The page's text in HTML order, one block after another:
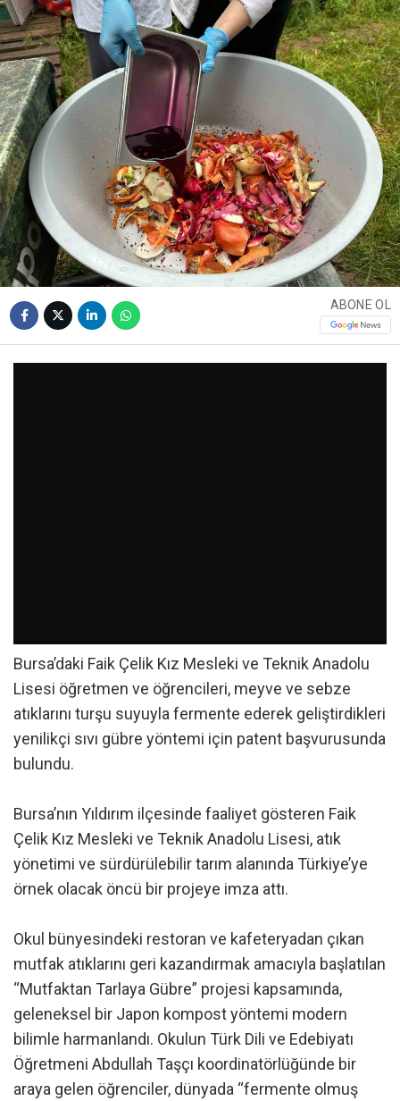
ABONE OL
Bursa’daki Faik Çelik Kız Mesleki ve Teknik Anadolu
Lisesi öğretmen ve öğrencileri, meyve ve sebze
atıklarını turşu suyuyla fermente ederek geliştirdikleri
yenilikçi sıvı gübre yöntemi için patent başvurusunda
bulundu.
Bursa’nın Yıldırım ilçesinde faaliyet gösteren Faik
Çelik Kız Mesleki ve Teknik Anadolu Lisesi, atık
yönetimi ve sürdürülebilir tarım alanında Türkiye’ye
örnek olacak öncü bir projeye imza attı.
Okul bünyesindeki restoran ve kafeteryadan çıkan
mutfak atıklarını geri kazandırmak amacıyla başlatılan
“Mutfaktan Tarlaya Gübre” projesi kapsamında,
geleneksel bir Japon kompost yöntemi modern
bilimle harmanlandı. Okulun Türk Dili ve Edebiyatı
Öğretmeni Abdullah Taşçı koordinatörlüğünde bir
araya gelen öğrenciler, dünyada “fermente olmuş